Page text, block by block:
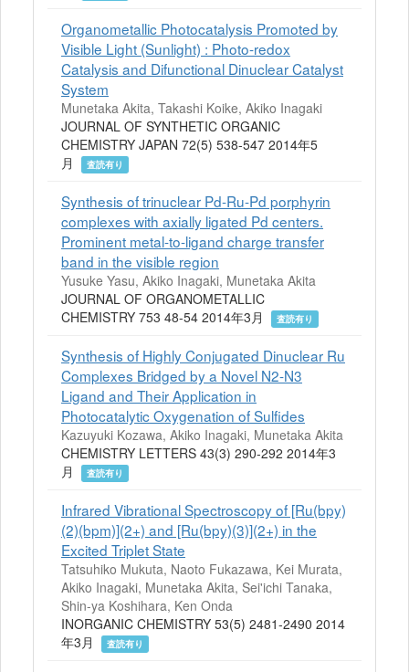
Organometallic Photocatalysis Promoted by
Visible Light (Sunlight) : Photo-redox
Catalysis and Difunctional Dinuclear Catalyst
System
Munetaka Akita, Takashi Koike, Akiko Inagaki
JOURNAL OF SYNTHETIC ORGANIC
CHEMISTRY JAPAN 72(5) 538-547 2014年5
月
査読有り
Synthesis of trinuclear Pd-Ru-Pd porphyrin
complexes with axially ligated Pd centers.
Prominent metal-to-ligand charge transfer
band in the visible region
Yusuke Yasu, Akiko Inagaki, Munetaka Akita
JOURNAL OF ORGANOMETALLIC
CHEMISTRY 753 48-54 2014年3月
査読有り
Synthesis of Highly Conjugated Dinuclear Ru
Complexes Bridged by a Novel N2-N3
Ligand and Their Application in
Photocatalytic Oxygenation of Sulfides
Kazuyuki Kozawa, Akiko Inagaki, Munetaka Akita
CHEMISTRY LETTERS 43(3) 290-292 2014年3
月
査読有り
Infrared Vibrational Spectroscopy of [Ru(bpy)
(2)(bpm)](2+) and [Ru(bpy)(3)](2+) in the
Excited Triplet State
Tatsuhiko Mukuta, Naoto Fukazawa, Kei Murata,
Akiko Inagaki, Munetaka Akita, Sei'ichi Tanaka,
Shin-ya Koshihara, Ken Onda
INORGANIC CHEMISTRY 53(5) 2481-2490 2014
年3月
査読有り